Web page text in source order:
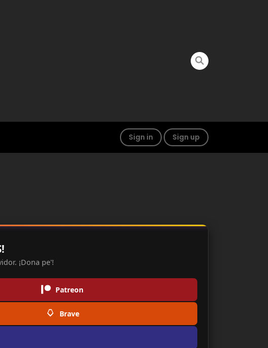
Sign in Sign up
¡Dona pe'!
Patreon
Brave